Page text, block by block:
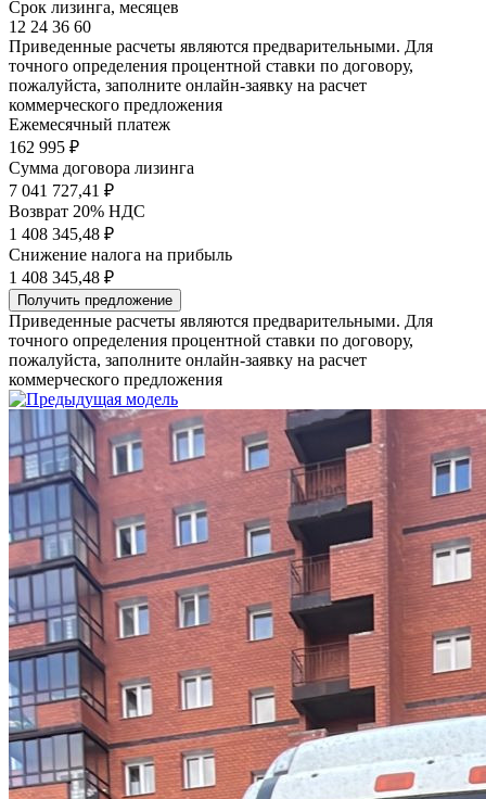
Срок лизинга, месяцев
12 24 36 60
Приведенные расчеты являются предварительными. Для
точного определения процентной ставки по договору,
пожалуйста, заполните онлайн-заявку на расчет
коммерческого предложения
Ежемесячный платеж
162 995 ₽
Сумма договора лизинга
7 041 727,41 ₽
Возврат 20% НДС
1 408 345,48 ₽
Снижение налога на прибыль
1 408 345,48 ₽
Получить предложение
Приведенные расчеты являются предварительными. Для
точного определения процентной ставки по договору,
пожалуйста, заполните онлайн-заявку на расчет
коммерческого предложения